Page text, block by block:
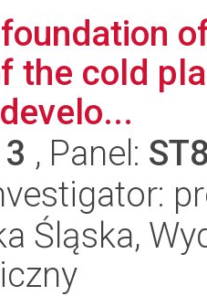
the cold
, Panel:
Śląska,